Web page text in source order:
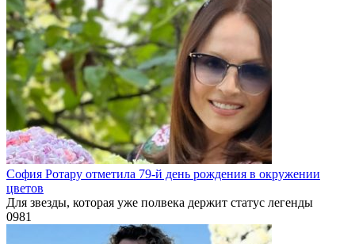
София Ротару отметила 79-й день рождения в окружении
цветов
Для звезды, которая уже полвека держит статус легенды
0981